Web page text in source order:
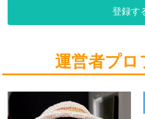
登録す
運営者プロ